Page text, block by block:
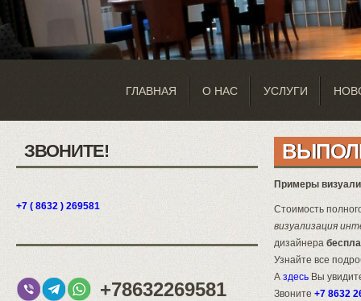
ГЛАВНАЯ О НАС УСЛУГИ
ЗВОНИТЕ!
+7 ( 8632 ) 269581
+78632269581
Примеры
Стоимость
визуализация
дизайнера
Узнайте все
А здесь Вы
Звоните +7 8632